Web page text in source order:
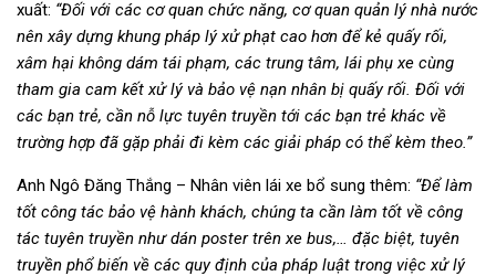
xuất: “Đối với các cơ quan chức năng, cơ quan quản lý nhà nước
nên xây dựng khung pháp lý xử phạt cao hơn để kẻ quấy rối,
xâm hại không dám tái phạm, các trung tâm, lái phụ xe cùng
tham gia cam kết xử lý và bảo vệ nạn nhân bị quấy rối. Đối với
các bạn trẻ, cần nỗ lực tuyên truyền tới các bạn trẻ khác về
trường hợp đã gặp phải đi kèm các giải pháp có thể kèm theo.”
Anh Ngô Đăng Thắng – Nhân viên lái xe bổ sung thêm: “Để làm
tốt công tác bảo vệ hành khách, chúng ta cần làm tốt về công
tác tuyên truyền như dán poster trên xe bus,… đặc biệt, tuyên
truyền phổ biến về các quy định của pháp luật trong việc xử lý